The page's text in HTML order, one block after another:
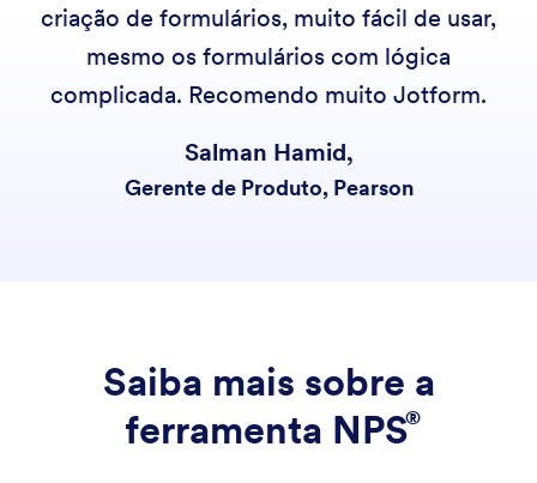
criação de formulários, muito fácil de usar,
mesmo os formulários com lógica
complicada. Recomendo muito Jotform.
Salman Hamid,
Gerente de Produto, Pearson
Saiba mais sobre a
ferramenta NPS